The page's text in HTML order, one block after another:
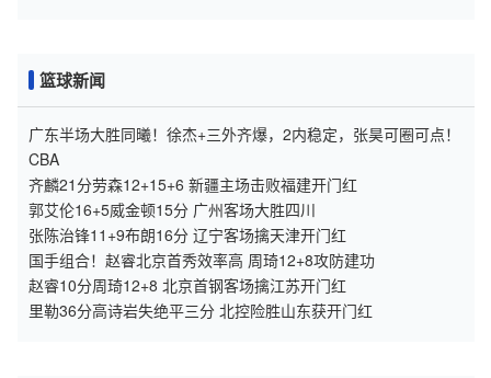
篮球新闻
广东半场大胜同曦！徐杰+三外齐爆，2内稳定，张昊可圈可点！
CBA
齐麟21分劳森12+15+6 新疆主场击败福建开门红
郭艾伦16+5威金顿15分 广州客场大胜四川
张陈治锋11+9布朗16分 辽宁客场擒天津开门红
国手组合！赵睿北京首秀效率高 周琦12+8攻防建功
赵睿10分周琦12+8 北京首钢客场擒江苏开门红
里勒36分高诗岩失绝平三分 北控险胜山东获开门红